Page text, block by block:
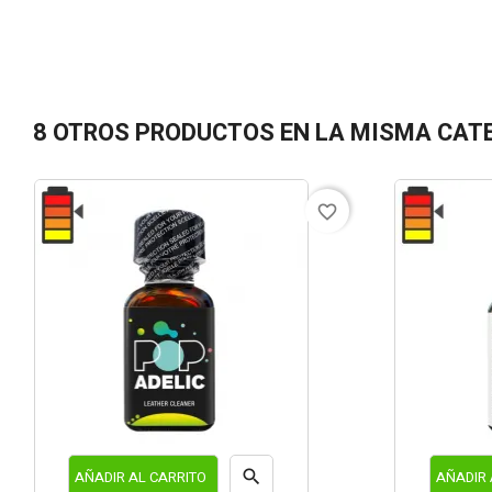
8 OTROS PRODUCTOS EN LA MISMA
AÑADIR AL CARRITO 
favorite_border
AÑADIR